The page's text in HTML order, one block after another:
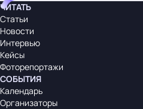
ЧИТАТЬ
Статьи
Новости
Интервью
Кейсы
Фоторепортажи
СОБЫТИЯ
Календарь
Организаторы